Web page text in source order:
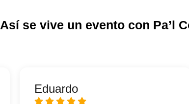
Así se vive un evento con Pa’l
Eduardo